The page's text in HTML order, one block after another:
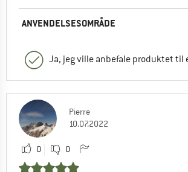
ANVENDELSESOMRÅDE
Ja, jeg ville anbefale produktet til
Pierre
10.07.2022
0 0